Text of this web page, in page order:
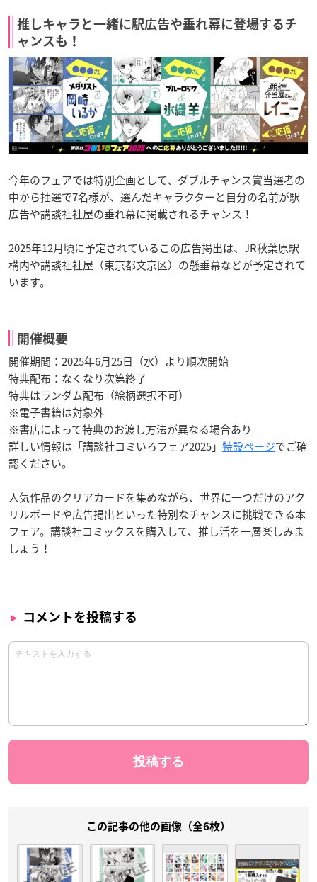
推しキャラと一緒に駅広告や垂れ幕に登場するチ
ャンスも！
今年のフェアでは特別企画として、ダブルチャンス賞当選者の
中から抽選で7名様が、選んだキャラクターと自分の名前が駅
広告や講談社社屋の垂れ幕に掲載されるチャンス！
2025年12月頃に予定されているこの広告掲出は、JR秋葉原駅
構内や講談社社屋（東京都文京区）の懸垂幕などが予定されて
います。
開催概要
開催期間：2025年6月25日（水）より順次開始
特典配布：なくなり次第終了
特典はランダム配布（絵柄選択不可）
※電子書籍は対象外
※書店によって特典のお渡し方法が異なる場合あり
詳しい情報は「講談社コミいろフェア2025」 特設ページでご確
認ください。
人気作品のクリアカードを集めながら、世界に一つだけのアク
リルボードや広告掲出といった特別なチャンスに挑戦できる本
フェア。講談社コミックスを購入して、推し活を一層楽しみま
しょう！
コメントを投稿する
この記事の他の画像（全6枚）